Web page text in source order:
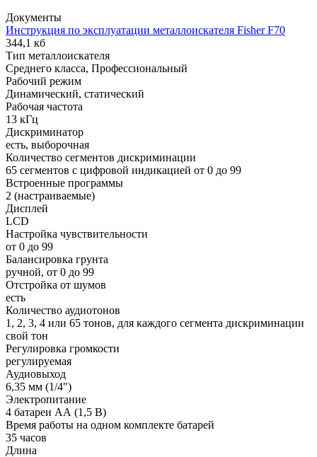
Документы
Инструкция по эксплуатации металлоискателя Fisher F70
344,1 кб
Тип металлоискателя
Среднего класса, Профессиональный
Рабочий режим
Динамический, статический
Рабочая частота
13 кГц
Дискриминатор
есть, выборочная
Количество сегментов дискриминации
65 сегментов с цифровой индикацией от 0 до 99
Встроенные программы
2 (настраиваемые)
Дисплей
LCD
Настройка чувствительности
от 0 до 99
Балансировка грунта
ручной, от 0 до 99
Отстройка от шумов
есть
Количество аудиотонов
1, 2, 3, 4 или 65 тонов, для каждого сегмента дискриминации
свой тон
Регулировка громкости
регулируемая
Аудиовыход
6,35 мм (1/4")
Электропитание
4 батареи АА (1,5 В)
Время работы на одном комплекте батарей
35 часов
Длина